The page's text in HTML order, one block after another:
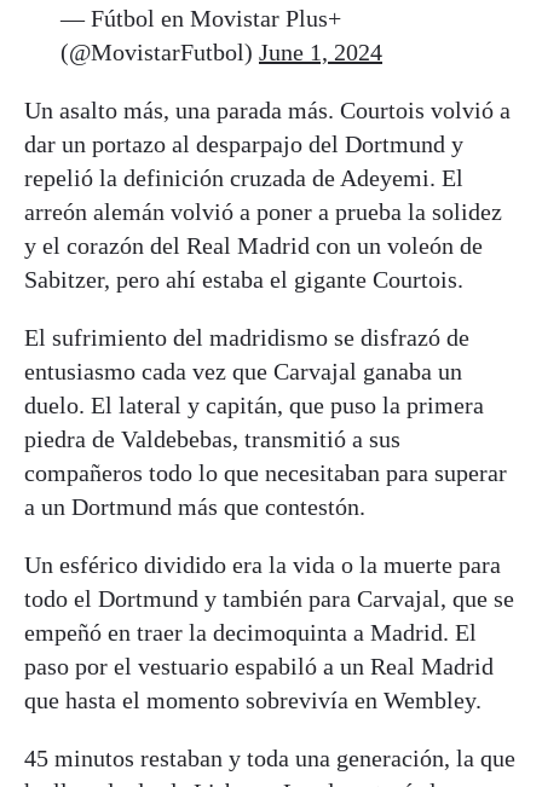
— Fútbol en Movistar Plus+
(@MovistarFutbol) June 1, 2024
Un asalto más, una parada más. Courtois volvió a
dar un portazo al desparpajo del Dortmund y
repelió la definición cruzada de Adeyemi. El
arreón alemán volvió a poner a prueba la solidez
y el corazón del Real Madrid con un voleón de
Sabitzer, pero ahí estaba el gigante Courtois.
El sufrimiento del madridismo se disfrazó de
entusiasmo cada vez que Carvajal ganaba un
duelo. El lateral y capitán, que puso la primera
piedra de Valdebebas, transmitió a sus
compañeros todo lo que necesitaban para superar
a un Dortmund más que contestón.
Un esférico dividido era la vida o la muerte para
todo el Dortmund y también para Carvajal, que se
empeñó en traer la decimoquinta a Madrid. El
paso por el vestuario espabiló a un Real Madrid
que hasta el momento sobrevivía en Wembley.
45 minutos restaban y toda una generación, la que